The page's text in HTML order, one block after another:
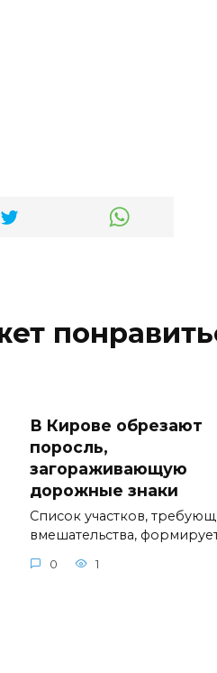
В Кирове обрезают
поросль,
загораживающую
дорожные знаки
Список участков,
вмешательства,
0 1